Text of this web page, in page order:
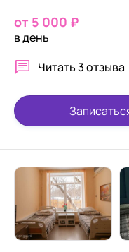
от 5 000 ₽
в день
Читать3 отзыва